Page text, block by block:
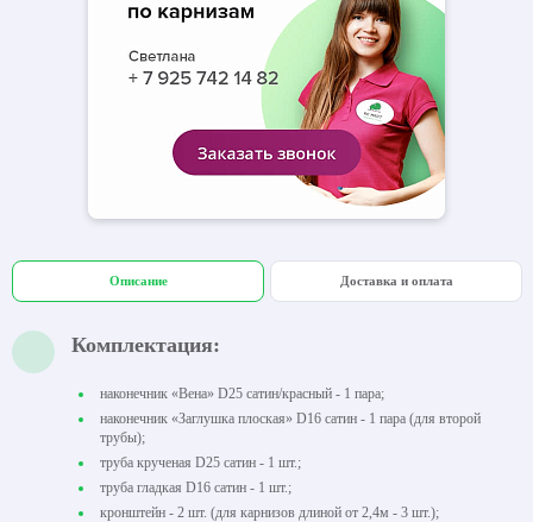
Описание Доставка и оплата
Комплектация:
наконечник «Вена» D25 сатин/красный - 1 пара;
наконечник «Заглушка плоская» D16 сатин - 1 пара (для второй
трубы);
труба крученая D25 сатин - 1 шт.;
труба гладкая D16 сатин - 1 шт.;
кронштейн - 2 шт. (для карнизов длиной от 2,4м - 3 шт.);